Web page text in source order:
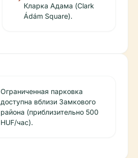
Кларка Адама (Clark
Ádám Square).
Ограниченная парковка
доступна вблизи Замкового
района (приблизительно 500
HUF/час).